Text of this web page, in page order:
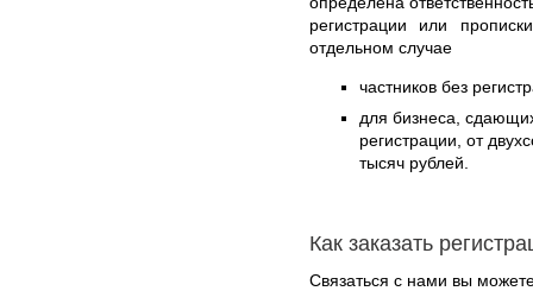
регистрации или
отдельном случае
частников без
для бизнеса,
регистрации, от
тысяч рублей.
Как заказать
Связаться с нами вы